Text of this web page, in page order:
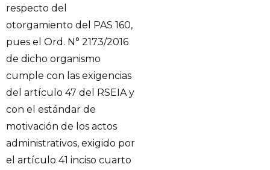
respecto del
otorgamiento del PAS 160,
pues el Ord. N° 2173/2016
de dicho organismo
cumple con las exigencias
del artículo 47 del RSEIA y
con el estándar de
motivación de los actos
administrativos, exigido por
el artículo 41 inciso cuarto